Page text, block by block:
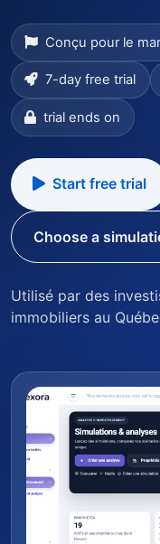
Conçu pour le
7-day free trial
trial ends on
Start free trial
Choose a
Utilisé par des
immobiliers au